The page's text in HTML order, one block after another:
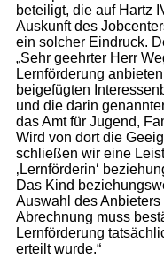
beteiligt, die auf Hartz
Auskunft des
ein solcher Eindruck.
„Sehr geehrter Herr
Lernförderung
beigefügten
und die darin
das Amt für Jugend,
Wird von dort die
schließen wir eine
‚Lernförderin‘
Das Kind
Auswahl des
Abrechnung muss
Lernförderung
erteilt wurde.“